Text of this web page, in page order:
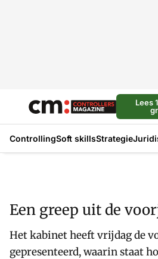
Lees
ControllingSoft skillsStrategie
Een greep uit de
Het kabinet heeft vrijdag de
gepresenteerd, waarin staat